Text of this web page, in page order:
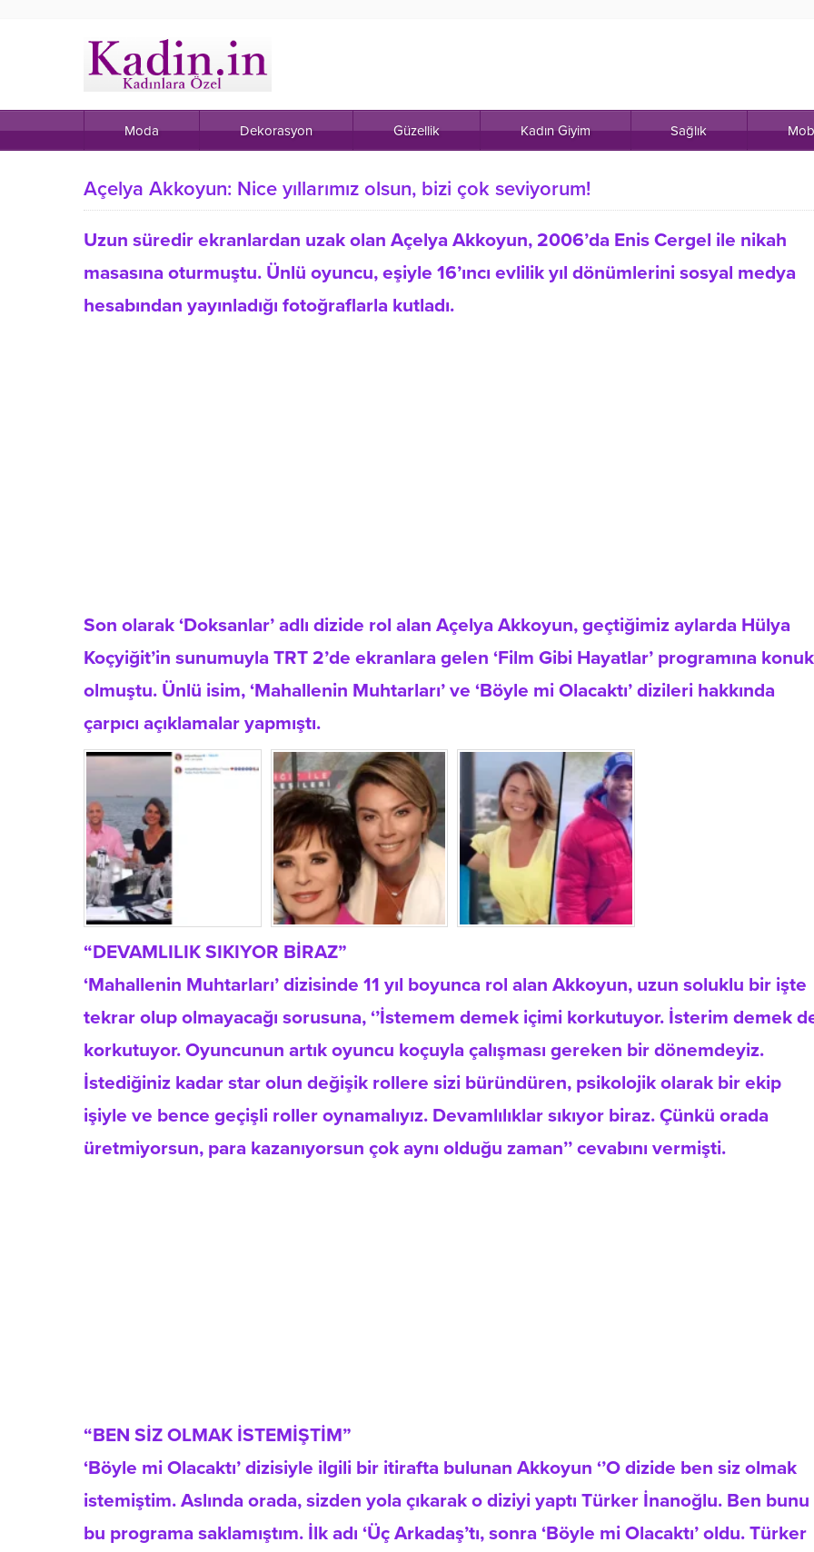
Moda Dekorasyon Güzellik Kadın Giyim Sağlık
Açelya Akkoyun: Nice yıllarımız olsun, bizi çok seviyorum!
Uzun süredir ekranlardan uzak olan Açelya Akkoyun, 2006’da Enis Cergel ile nikah
masasına oturmuştu. Ünlü oyuncu, eşiyle 16’ıncı evlilik yıl dönümlerini sosyal medya
hesabından yayınladığı fotoğraflarla kutladı.
Son olarak ‘Doksanlar’ adlı dizide rol alan Açelya Akkoyun, geçtiğimiz aylarda Hülya
Koçyiğit’in sunumuyla TRT 2’de ekranlara gelen ‘Film Gibi Hayatlar’ programına konuk
olmuştu. Ünlü isim, ‘Mahallenin Muhtarları’ ve ‘Böyle mi Olacaktı’ dizileri hakkında
çarpıcı açıklamalar yapmıştı.
“DEVAMLILIK SIKIYOR BİRAZ”
‘Mahallenin Muhtarları’ dizisinde 11 yıl boyunca rol alan Akkoyun, uzun soluklu bir işte
tekrar olup olmayacağı sorusuna, ‘’İstemem demek içimi korkutuyor. İsterim demek
korkutuyor. Oyuncunun artık oyuncu koçuyla çalışması gereken bir dönemdeyiz.
İstediğiniz kadar star olun değişik rollere sizi büründüren, psikolojik olarak bir ekip
işiyle ve bence geçişli roller oynamalıyız. Devamlılıklar sıkıyor biraz. Çünkü orada
üretmiyorsun, para kazanıyorsun çok aynı olduğu zaman’’ cevabını vermişti.
“BEN SİZ OLMAK İSTEMİŞTİM”
‘Böyle mi Olacaktı’ dizisiyle ilgili bir itirafta bulunan Akkoyun ‘’O dizide ben siz olmak
istemiştim. Aslında orada, sizden yola çıkarak o diziyi yaptı Türker İnanoğlu. Ben bunu
bu programa saklamıştım. İlk adı ‘Üç Arkadaş’tı, sonra ‘Böyle mi Olacaktı’ oldu. Türker